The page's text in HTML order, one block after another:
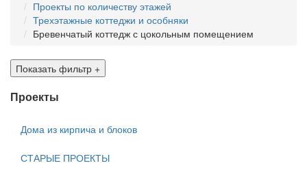
Проекты по количеству этажей
Трехэтажные коттеджи и особняки
Бревенчатый коттедж с цокольным помещением
Показать фильтр +
Проекты
Дома из кирпича и блоков
СТАРЫЕ ПРОЕКТЫ